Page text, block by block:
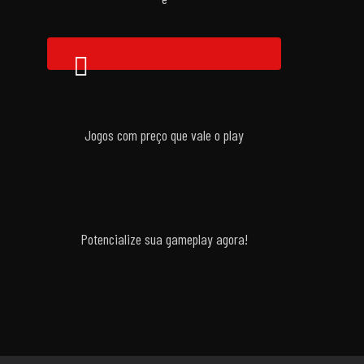
Jogos com preço que vale o play
Potencialize sua gameplay agora!